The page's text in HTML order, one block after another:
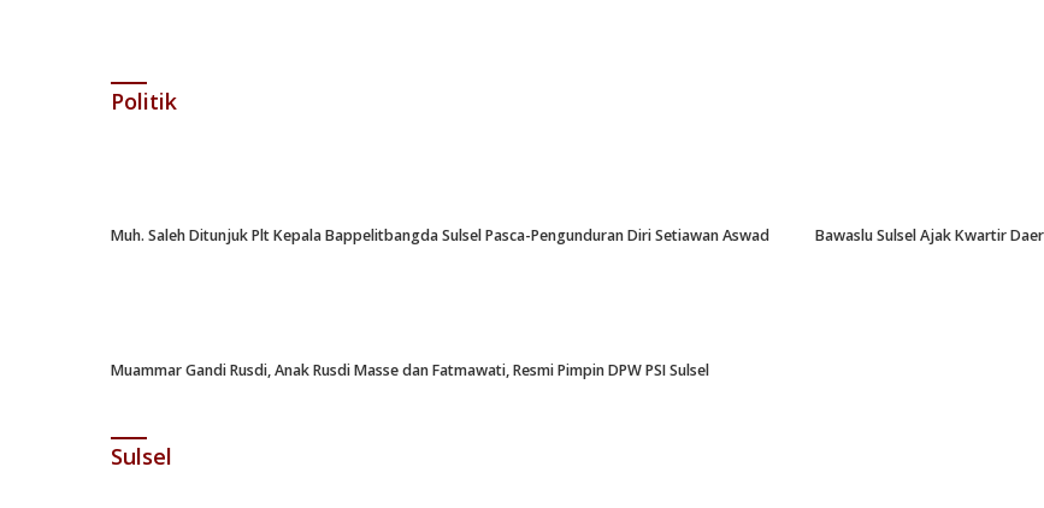
Politik
Muh. Saleh Ditunjuk Plt Kepala Bappelitbangda Sulsel Pasca-Pengunduran Diri Setiawan Aswad Bawaslu Sulsel Ajak Kwartir
Muammar Gandi Rusdi, Anak Rusdi Masse dan Fatmawati, Resmi Pimpin DPW PSI Sulsel
Sulsel